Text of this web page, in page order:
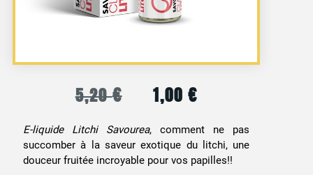
5,20€
Le
prix
initial
1,00 €Le
prix
actuel
E-liquide Litchi Savourea, comment ne pas
succomber à la saveur exotique du litchi, une
douceur fruitée incroyable pour vos papilles!!